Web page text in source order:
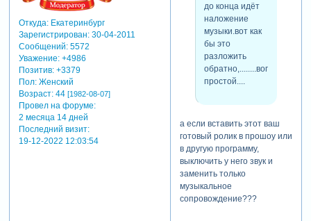
Откуда:Екатеринбург
Зарегистрирован: 30-04-2011
Сообщений:5572
Уважение: +4986
Позитив: +3379
Пол:Женский
Возраст:44 [1982-08-07]
Провел на форуме:
2 месяца 14 дней
Последний визит:
19-12-2022 12:03:54
до конца идёт
наложение
музыки.вот как
бы это
разложить
простой....
а если вставить этот ваш
готовый ролик в прошоу или
в другую программу,
выключить у него звук и
заменить только
музыкальное
сопровождение???